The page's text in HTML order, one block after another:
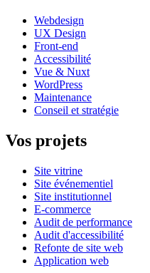
Webdesign
UX Design
Front-end
Accessibilité
Vue & Nuxt
WordPress
Maintenance
Conseil et stratégie
Vos projets
Site vitrine
Site événementiel
Site institutionnel
E-commerce
Audit de performance
Audit d'accessibilité
Refonte de site web
Application web